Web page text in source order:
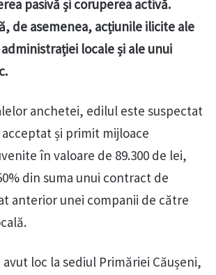
pasivă și coruperea activă.
de asemenea, acțiunile ilicite ale
locale și ale unui
anchetei, edilul este suspectat
și primit mijloace
în valoare de 89.300 de lei,
din suma unui contract de
anterior unei companii de către
loc la sediul Primăriei Căușeni,